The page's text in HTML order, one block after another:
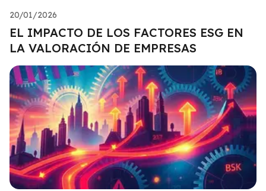
20/01/2026
EL IMPACTO DE LOS FACTORES ESG EN
LA VALORACIÓN DE EMPRESAS